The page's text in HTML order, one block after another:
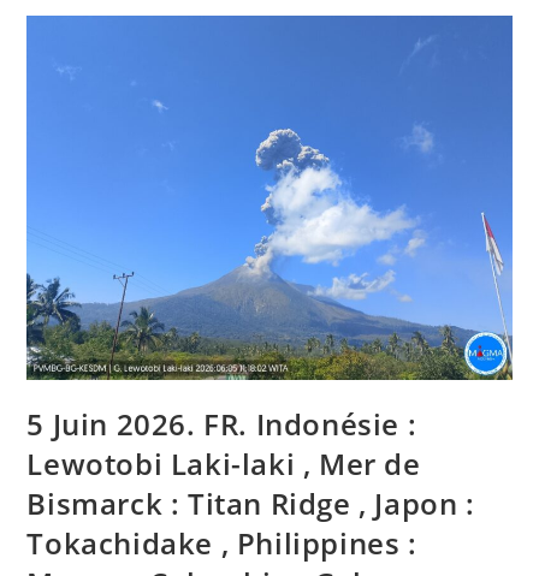
Tokachidake
Philippines
Mayon
Colombia:
Galeras
.
5 Juin 2026. FR. Indonésie :
Lewotobi Laki-laki , Mer de
Bismarck : Titan Ridge , Japon :
Tokachidake , Philippines :